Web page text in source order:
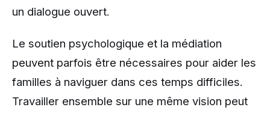
un dialogue ouvert.
Le soutien psychologique et la médiation
peuvent parfois être nécessaires pour aider les
familles à naviguer dans ces temps difficiles.
Travailler ensemble sur une même vision peut